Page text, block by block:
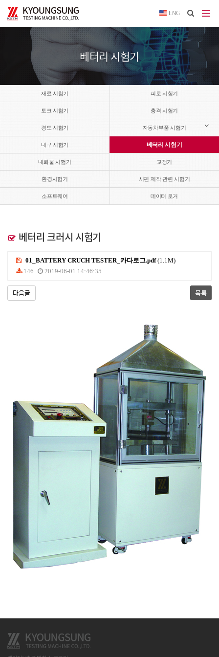
ENG
입력
답변
답변
이메
전송
베터리 시험기
재료 시험기 피로 시험기
토크 시험기 충격 시험기
경도 시험기 자동차부품 시험기
내구 시험기 베터리 시험기
내화물 시험기 교정기
환경시험기 시편 제작 관련 시험기
소프트웨어 데이터 로거
베터리 크러시 시험기
01_BATTERY CRUCH TESTER_카다로그.pdf(1.1M)
146
2019-06-01 14:46:35
다음글 목록